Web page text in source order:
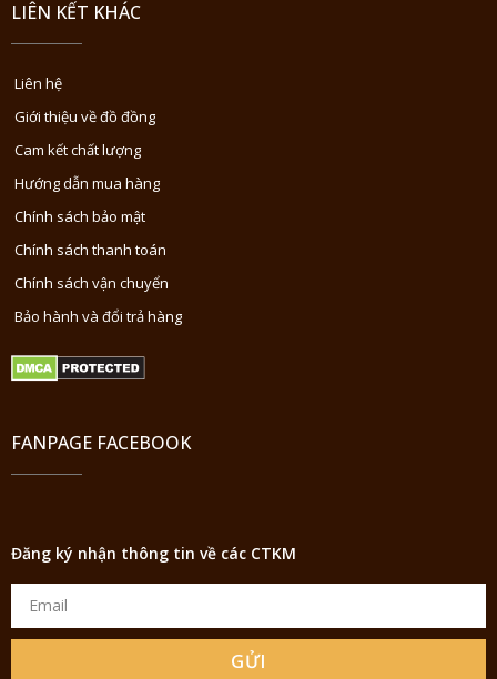
LIÊN KẾT KHÁC
Liên hệ
Giới thiệu về đồ đồng
Cam kết chất lượng
Hướng dẫn mua hàng
Chính sách bảo mật
Chính sách thanh toán
Chính sách vận chuyển
Bảo hành và đổi trả hàng
FANPAGE FACEBOOK
Đăng ký nhận thông tin về các CTKM
GỬI